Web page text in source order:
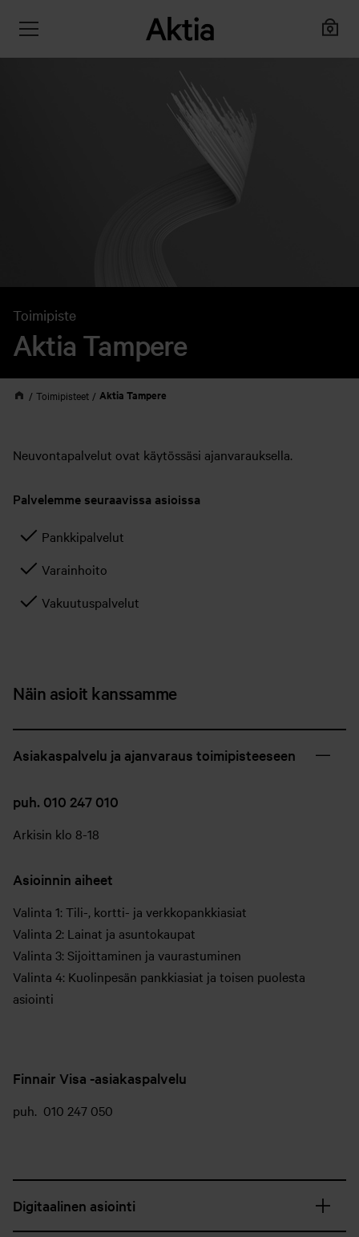
Toimipiste
Aktia Tampere
Toimipisteet Aktia Tampere
Neuvontapalvelut ovat käytössäsi ajanvarauksella.
Palvelemme seuraavissa asioissa
Pankkipalvelut
Varainhoito
Vakuutuspalvelut
Näin asioit kanssamme
Asiakaspalvelu ja ajanvaraus toimipisteeseen
puh. 010 247 010
Arkisin klo 8-18
Asioinnin aiheet
Valinta 1: Tili-, kortti- ja verkkopankkiasiat
Valinta 2: Lainat ja asuntokaupat
Valinta 3: Sijoittaminen ja vaurastuminen
Valinta 4: Kuolinpesän pankkiasiat ja toisen puolesta
asiointi
Finnair Visa -asiakaspalvelu
puh. 010 247 050
Digitaalinen asiointi